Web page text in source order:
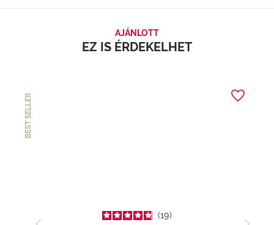
AJÁNLOTT
EZ IS ÉRDEKELHET
BEST SELLER
19